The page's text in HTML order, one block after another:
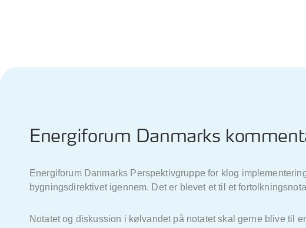
Energiforum Danmarks
Energiforum Danmarks Perspektivgruppe for klog
bygningsdirektivet igennem. Det er blevet et til et
Notatet og diskussion i kølvandet på notatet skal gerne blive til